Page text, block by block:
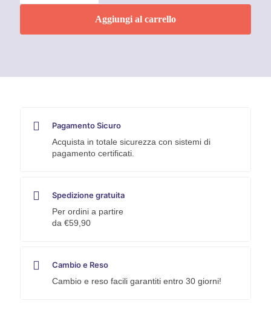
Pezzi
Aggiungi al carrello
Pagamento Sicuro
Acquista in totale sicurezza con sistemi di
pagamento certificati.
Spedizione gratuita
Per ordini a partire
da €59,90
Cambio e Reso
Cambio e reso facili garantiti entro 30 giorni!